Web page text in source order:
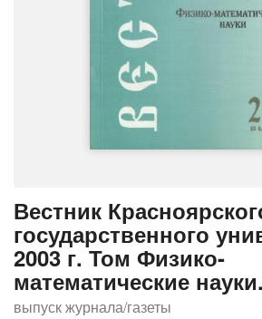
Вестник
государственного
2003 г. Том Физико-
математические
выпуск журнала/газеты